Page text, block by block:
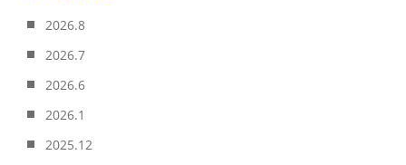
2026.8
2026.7
2026.6
2026.1
2025.12